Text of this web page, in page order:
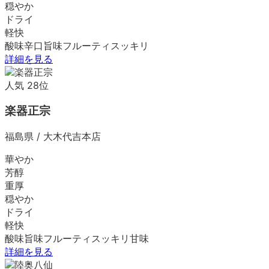
穏やか
ドライ
軽快
酸味辛口 旨味フルーティ スッキリ
詳細を見る
人気 28位
楽器正宗
福島県 / 大木代吉本店
華やか
芳醇
重厚
穏やか
ドライ
軽快
酸味旨味フルーティ スッキリ 甘味
詳細を見る